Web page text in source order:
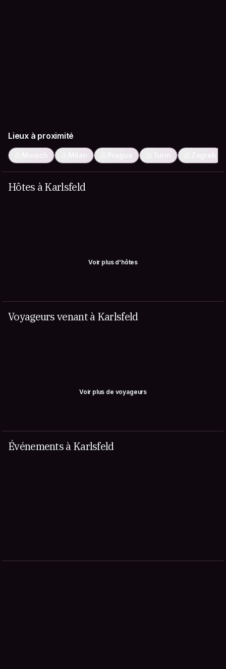
Lieux à proximité
Munich Milan Prague Turin Zagreb
Hôtes à Karlsfeld
Voir plus d'hôtes
Voyageurs venant à Karlsfeld
Voir plus de voyageurs
Événements à Karlsfeld